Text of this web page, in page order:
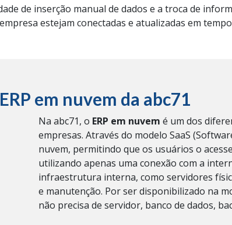
de inserção manual de dados e a troca de
estejam conectadas e atualizadas em
em nuvem da abc71
Na abc71, o ERP em nuvem é um dos
empresas. Através do modelo SaaS
nuvem, permitindo que os usuários o
utilizando apenas uma conexão com a
infraestrutura interna, como servidores
e manutenção. Por ser disponibilizado na
não precisa de servidor, banco de dados,